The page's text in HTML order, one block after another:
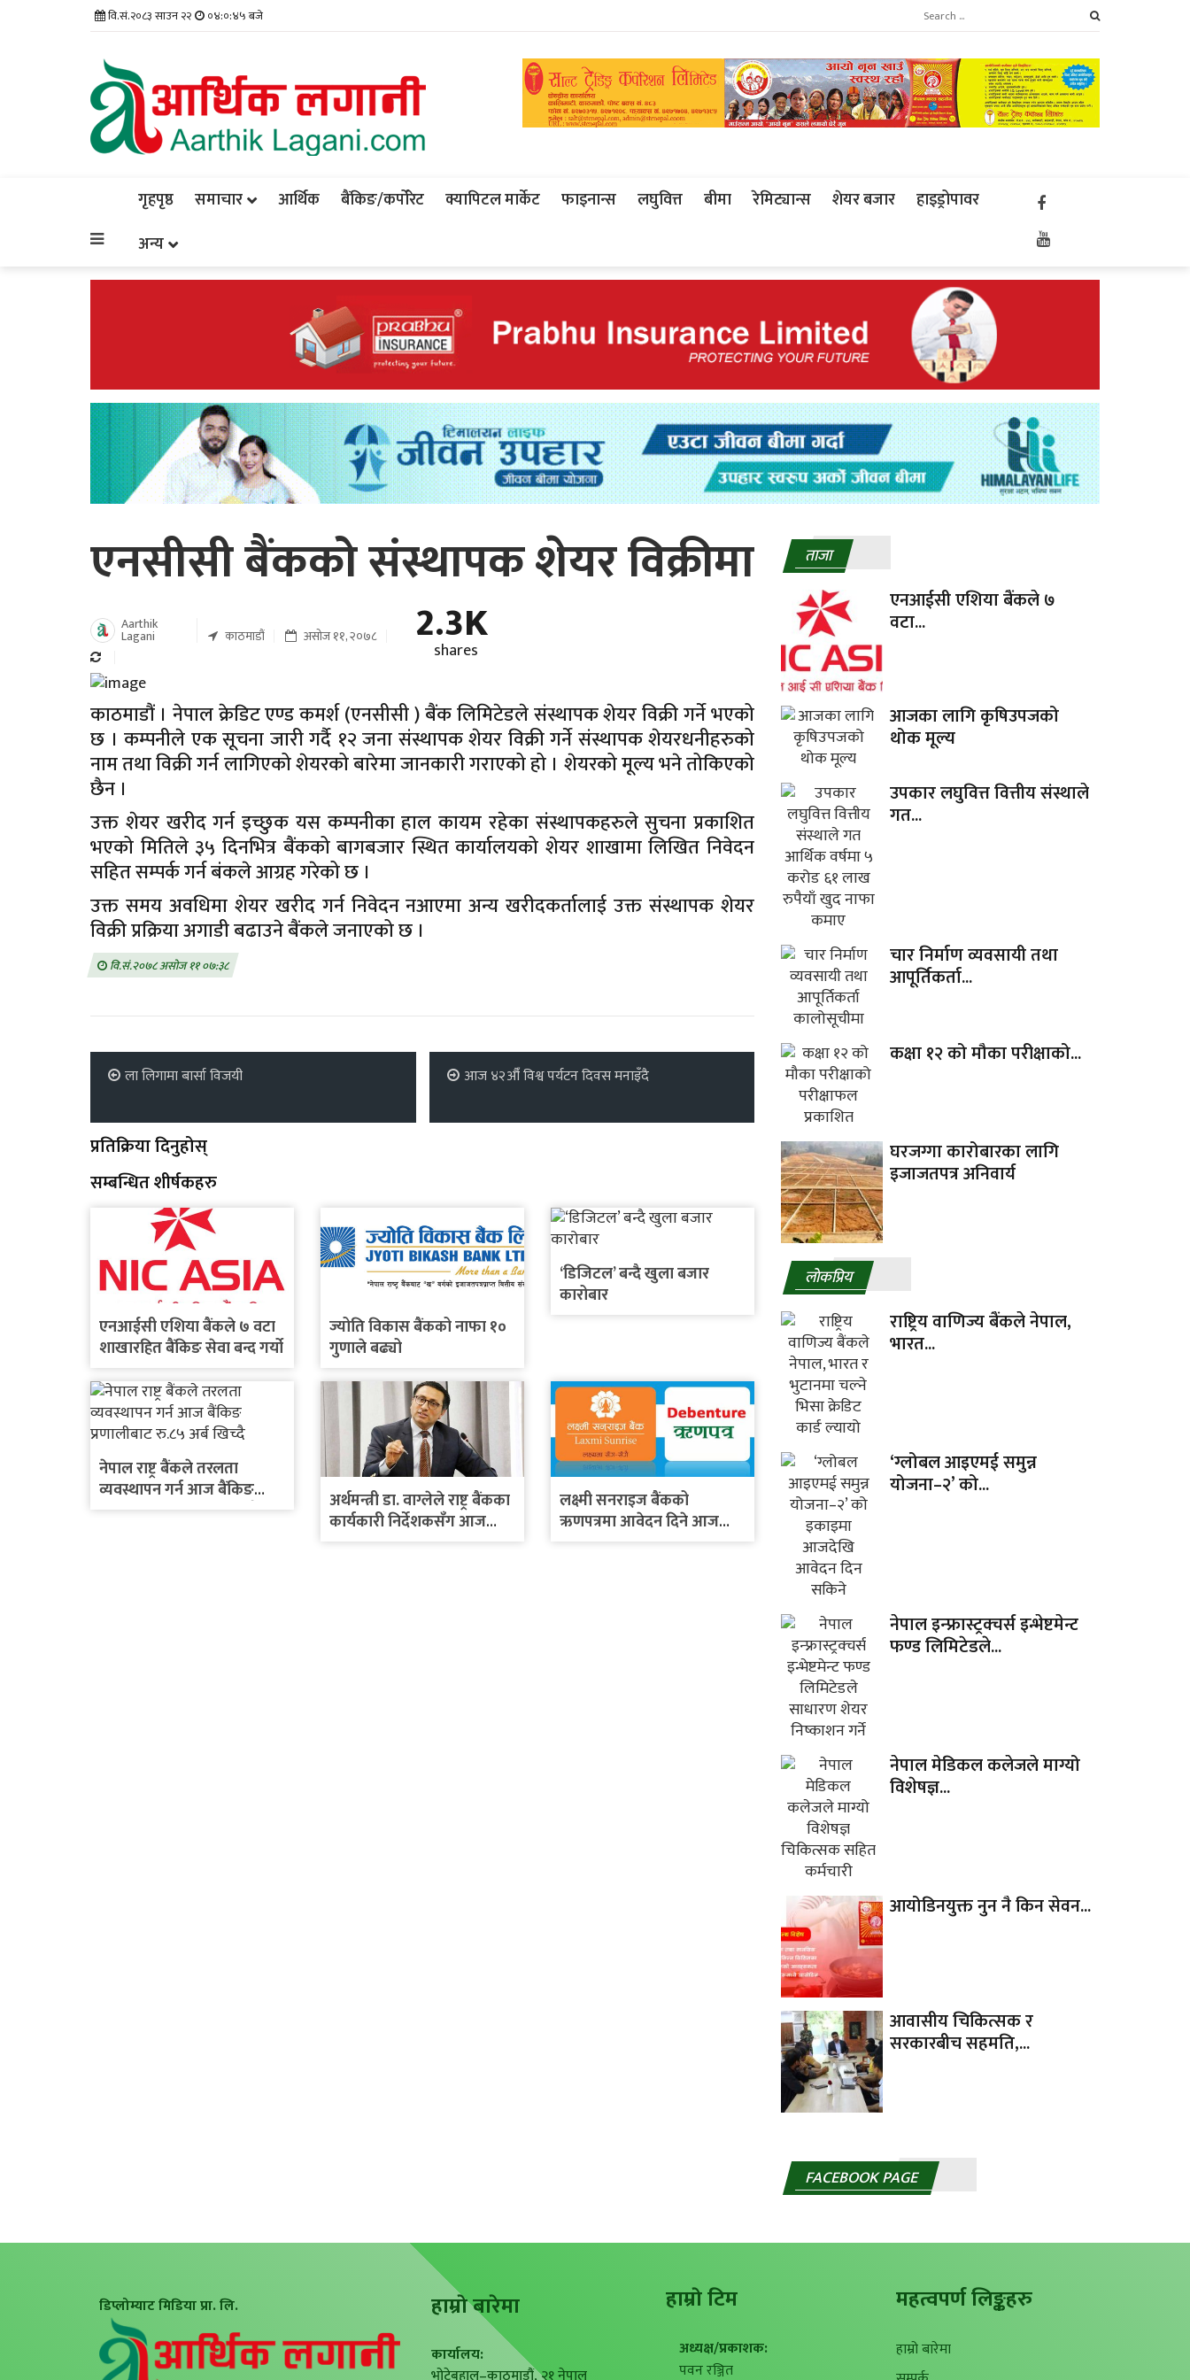
वि.सं.२०८३ साउन २२ ०४:०:४६ बजे
गृहपृष्ठ समाचार आर्थिक बैंकिङ/कर्पोरेट क्यापिटल मार्केट फाइनान्स लघुवित्त बीमा रेमिट्यान्स शेयर बजार
हाइड्रोपावर
अन्य
एनसीसी बैंकको संस्थापक शेयर विक्रीमा
Aarthik
Lagani काठमाडौं असोज ११, २०७८ 2.3K
shares
काठमाडौं । नेपाल क्रेडिट एण्ड कमर्श (एनसीसी ) बैंक लिमिटेडले संस्थापक शेयर विक्री गर्ने भएको
छ । कम्पनीले एक सूचना जारी गर्दै १२ जना संस्थापक शेयर विक्री गर्ने संस्थापक शेयरधनीहरुको
नाम तथा विक्री गर्न लागिएको शेयरको बारेमा जानकारी गराएको हो । शेयरको मूल्य भने तोकिएको
छैन ।
उक्त शेयर खरीद गर्न इच्छुक यस कम्पनीका हाल कायम रहेका संस्थापकहरुले सुचना प्रकाशित
भएको मितिले ३५ दिनभित्र बैंकको बागबजार स्थित कार्यालयको शेयर शाखामा लिखित निवेदन
सहित सम्पर्क गर्न बंकले आग्रह गरेको छ ।
उक्त समय अवधिमा शेयर खरीद गर्न निवेदन नआएमा अन्य खरीदकर्तालाई उक्त संस्थापक शेयर
विक्री प्रक्रिया अगाडी बढाउने बैंकले जनाएको छ ।
वि.सं.२०७८ असोज ११ ०७:३८
ला लिगामा बार्सा विजयी आज ४२औँ विश्व पर्यटन दिवस मनाइँदै
प्रतिक्रिया दिनुहोस्
सम्बन्धित शीर्षकहरु
एनआईसी एशिया बैंकले ७ वटा
शाखारहित बैंकिङ सेवा बन्द गर्यो
ज्योति विकास बैंकको नाफा १०
गुणाले बढ्यो
‘डिजिटल’ बन्दै खुला बजार
कारोबार
नेपाल राष्ट्र बैंकले तरलता
व्यवस्थापन गर्न आज बैंकिङ
अर्थमन्त्री डा. वाग्लेले राष्ट्र बैंकका
कार्यकारी निर्देशकसँग आज
लक्ष्मी सनराइज बैंकको
ऋणपत्रमा आवेदन दिने आज
ताजा
एनआईसी एशिया बैंकले ७
वटा...
आजका लागि कृषिउपजको
थोक मूल्य
उपकार लघुवित्त वित्तीय संस्थाले
गत...
चार निर्माण व्यवसायी तथा
आपूर्तिकर्ता...
कक्षा १२ को मौका परीक्षाको...
घरजग्गा कारोबारका लागि
इजाजतपत्र अनिवार्य
लाेकप्रिय
राष्ट्रिय वाणिज्य बैंकले नेपाल,
भारत...
‘ग्लोबल आइएमई समुन्न
योजना–२’ को...
नेपाल इन्फ्रास्ट्रक्चर्स इन्भेष्टमेन्ट
फण्ड लिमिटेडले...
नेपाल मेडिकल कलेजले माग्यो
विशेषज्ञ...
आयोडिनयुक्त नुन नै किन सेवन...
आवासीय चिकित्सक र
सरकारबीच सहमति,...
FACEBOOK PAGE
डिप्लोम्याट मिडिया प्रा. लि. हाम्राे बारेमा
कार्यालय:
हाम्राे टिम
अध्यक्ष/प्रकाशक:
पवन रञ्जित
महत्वपर्ण लिङ्कहरु
हाम्रो बारेमा